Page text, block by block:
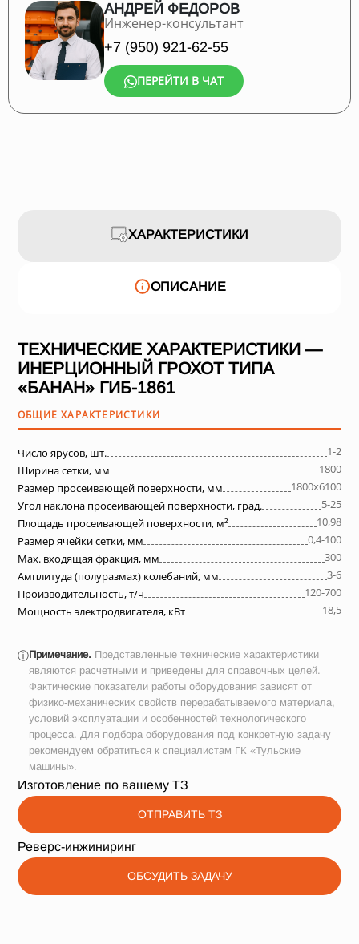
АНДРЕЙ ФЕДОРОВ
Инженер-консультант
+7 (950) 921-62-55
ПЕРЕЙТИ В ЧАТ
ХАРАКТЕРИСТИКИ
ОПИСАНИЕ
ТЕХНИЧЕСКИЕ ХАРАКТЕРИСТИКИ —
ИНЕРЦИОННЫЙ ГРОХОТ ТИПА
«БАНАН» ГИБ-1861
ОБЩИЕ ХАРАКТЕРИСТИКИ
Число ярусов, шт.
1-2
Ширина сетки, мм
1800
Размер просеивающей поверхности, мм
1800х6100
Угол наклона просеивающей поверхности, град.
5-25
Площадь просеивающей поверхности, м²
10,98
Размер ячейки сетки, мм
0,4-100
Max. входящая фракция, мм
300
Амплитуда (полуразмах) колебаний, мм
3-6
Производительность, т/ч
120-700
Мощность электродвигателя, кВт
18,5
ⓘПримечание. Представленные технические характеристики
являются расчетными и приведены для справочных целей.
Фактические показатели работы оборудования зависят от
физико-механических свойств перерабатываемого материала,
условий эксплуатации и особенностей технологического
процесса. Для подбора оборудования под конкретную задачу
рекомендуем обратиться к специалистам ГК «Тульские
машины».
Изготовление по вашему ТЗ
ОТПРАВИТЬ ТЗ
Реверс-инжиниринг
ОБСУДИТЬ ЗАДАЧУ